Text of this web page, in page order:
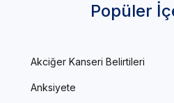
Popüler
Akciğer Kanseri Belirtileri
Anksiyete